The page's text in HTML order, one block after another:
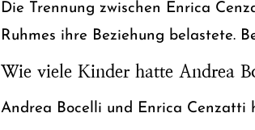
Die Trennung zwischen Enrica
Ruhmes ihre Beziehung belastete.
Wie viele Kinder hatte Andrea
Andrea Bocelli und Enrica Cenzatti